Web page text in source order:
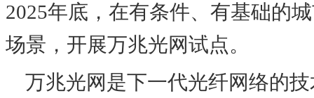
2025年底，在有条件、有基础的
场景，开展万兆光网试点。
万兆光网是下一代光纤网络的